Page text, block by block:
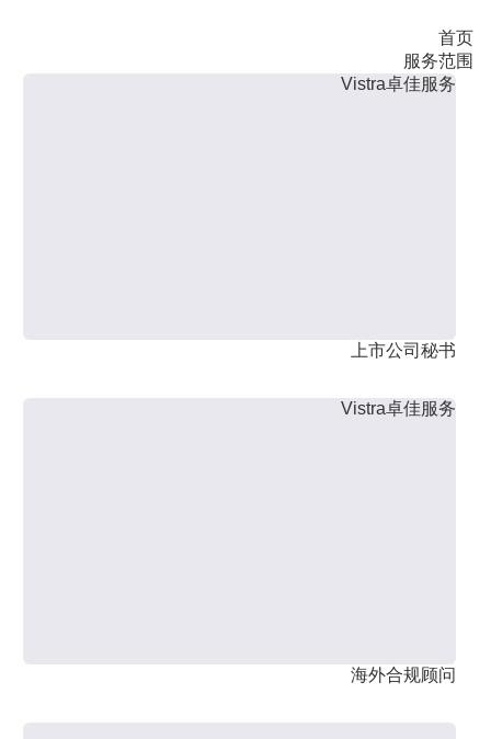
首页
服务范围
Vistra卓佳服务
上市公司秘书
Vistra卓佳服务
海外合规顾问